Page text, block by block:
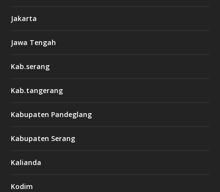
Jakarta
Jawa Tengah
Kab.serang
Kab.tangerang
Kabupaten Pandeglang
Kabupaten Serang
Kalianda
Kodim